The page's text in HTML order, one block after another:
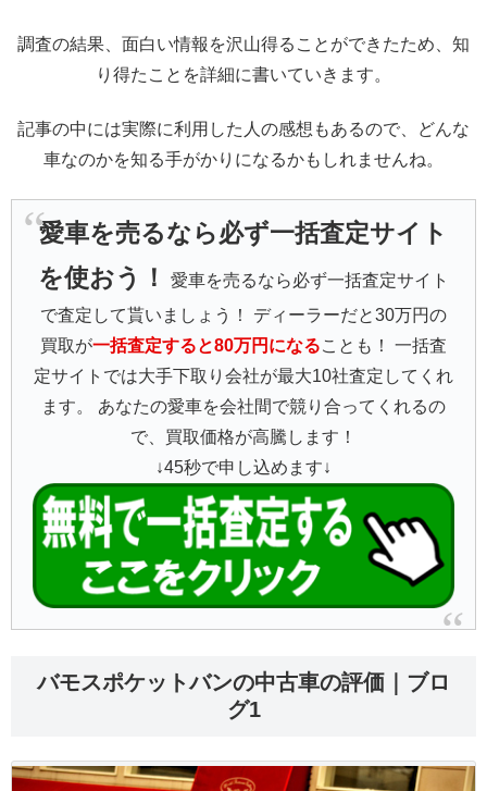
調査の結果、面白い情報を沢山得ることができたため、知
り得たことを詳細に書いていきます。
記事の中には実際に利用した人の感想もあるので、どんな
車なのかを知る手がかりになるかもしれませんね。
愛車を売るなら必ず一括査定サイト
を使おう！
愛車を売るなら必ず一括査定サイト
で査定して貰いましょう！ ディーラーだと30万円の
買取が一括査定すると80万円になることも！ 一括査
定サイトでは大手下取り会社が最大10社査定してくれ
ます。 あなたの愛車を会社間で競り合ってくれるの
で、買取価格が高騰します！
↓45秒で申し込めます↓
バモスポケットバンの中古車の評価｜ブロ
グ1